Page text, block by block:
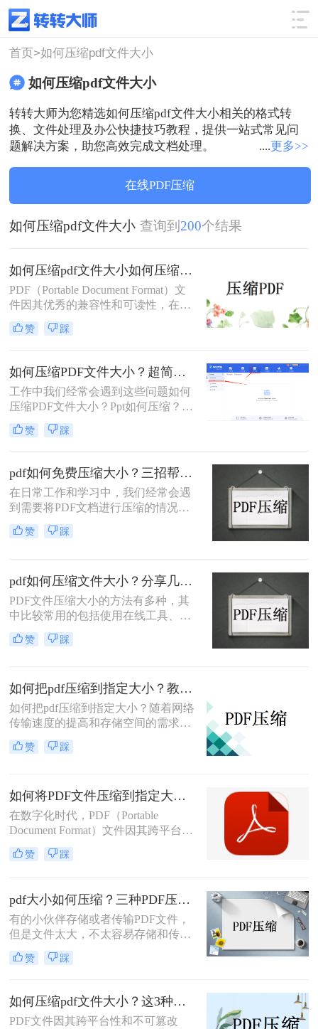
使用技巧 筛选
首页>如何压缩pdf文件大小
如何压缩pdf文件大小
转转大师为您精选如何压缩pdf文件大小相关的格式转
换、文件处理及办公快捷技巧教程，提供一站式常见问
题解决方案，助您高效完成文档处理。
....更多>>
在线PDF压缩
如何压缩pdf文件大小 查询到 200个结果
如何压缩pdf文件大小如何压缩pdf文件大小？这3种方法快来尝试下吧！
​PDF（Portable Document Format）文
件因其优秀的兼容性和可读性，在日
常生活和工作中被广泛使用。然而，
有时PDF文件可能会因为包含大量的
大，这不仅在传输时造成不便，还可
能占用大量的存储空间。因此，学会
如何压缩pdf文件大小成为了许多人的
需求。本文将介绍几种常见且实用的
PDF压缩方法。
赞 踩
如何压缩PDF文件大小？超简单的压缩方法来了!
工作中我们经常会遇到这些问题如何
压缩PDF文件大小？Ppt如何压缩？
Word如何压缩？视频如何压缩？……
今天小编来介绍一款能够压缩文件的
赞 踩
pdf如何免费压缩大小？三招帮你轻松解决大小问题！
在日常工作和学习中，我们经常会遇
到需要将PDF文档进行压缩的情况。
不仅可以减小文件大小，便于存储和
传输，还可以提高文件的加载速度和
效的方法。
赞 踩
pdf如何压缩文件大小？分享几种好用的压缩方法！
PDF文件压缩大小的方法有多种，其
中比较常用的包括使用在线工具、软
件以及一些特定的技术。下面我们将
介绍pdf如何压缩文件大小方法，帮助
赞 踩
如何把pdf压缩到指定大小？教你2种简单有效的方法，学会很方便！
如何把pdf压缩到指定大小？​随着网络
传输速度的提高和存储空间的需求增
加，PDF文件大小成为了一个重要的
考虑因素。为了能够快速上传、下载
些简单而有效的方法，帮助您将PDF
文件压缩至指定的大小。
赞 踩
如何将PDF文件压缩到指定大小？两种方法教你压缩pdf
在数字化时代，PDF（Portable
Document Format）文件因其跨平台兼
容性和保持文档格式不变的特性而广
受欢迎。然而，随着文档内容的增
可能影响文件传输的速度。因此，将
PDF文件压缩到指定大小成为了一个
常见的需求。那么如何将PDF文件压
缩到指定大小呢？本文将介绍几种方
法来实现这一目标。
赞 踩
pdf大小如何压缩？三种PDF压缩实用方法！
有的小伙伴存储或者传输PDF文件，
但是文件太大，不太容易存储和传
输，因此想要压缩PDF文件，但是却
不知道pdf大小如何压缩，那么小编就
赞 踩
如何压缩pdf文件大小？这3种压缩方法一定要学会!！
PDF文件因其跨平台性和不可篡改